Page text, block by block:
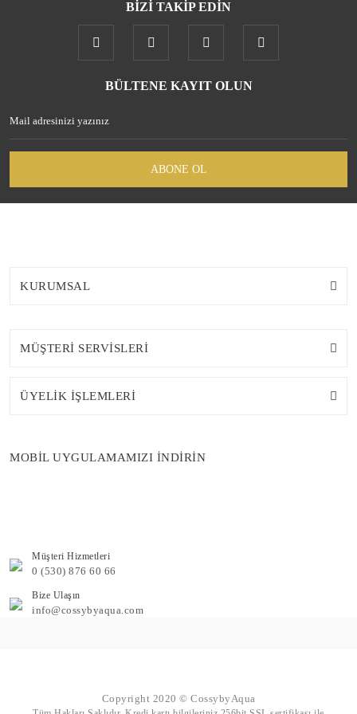
Gönder
BİZİ TAKİP EDİN
BÜLTENE KAYIT OLUN
ABONE OL
KURUMSAL
MÜŞTERİ SERVİSLERİ
ÜYELİK İŞLEMLERİ
MOBİL UYGULAMAMIZI İNDİRİN
Müşteri Hizmetleri
0 (530) 876 60 66
Bize Ulaşın
info@cossybyaqua.com
Copyright 2020 © CossybyAqua